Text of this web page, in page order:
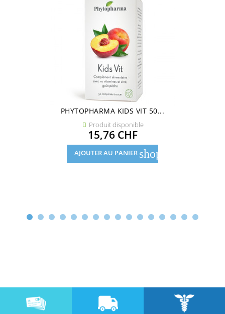
PHYTOPHARMA KIDS VIT 50...
 Produit disponible
Prix
15,76 CHF
AJOUTER AU PANIER shopping_cart